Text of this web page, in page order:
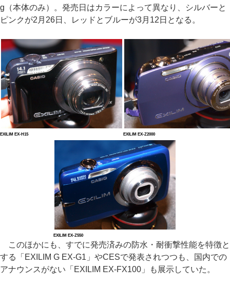
g（本体のみ）。発売日はカラーによって異なり、シルバーと
ピンクが2月26日、レッドとブルーが3月12日となる。
EXILIM EX-H15 EXILIM EX-Z2000
EXILIM EX-Z550
このほかにも、すでに発売済みの防水・耐衝撃性能を特徴と
する「EXILIM G EX-G1」やCESで発表されつつも、国内での
アナウンスがない「EXILIM EX-FX100」も展示していた。